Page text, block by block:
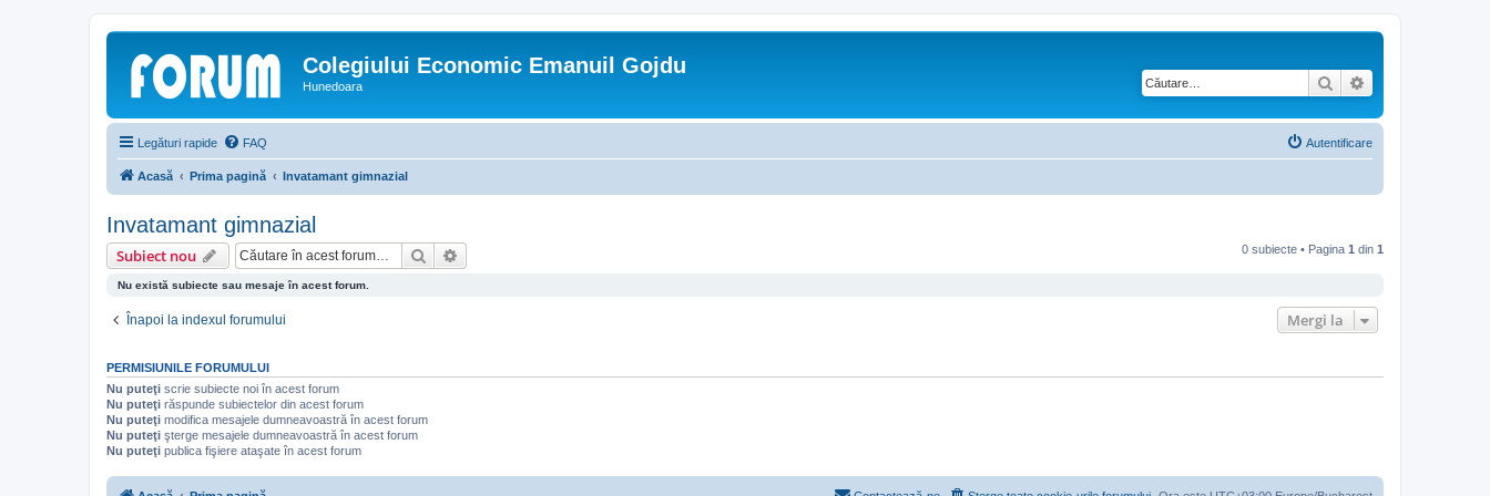
Colegiului Economic Emanuil Gojdu
Hunedoara Căutare
Legături rapide FAQ Autentificare
Acasă Prima pagină Invatamant gimnazial
Invatamant gimnazial
Subiect nou Căutare 0 subiecte • Pagina 1 din 1
Nu există subiecte sau mesaje în acest forum.
Înapoi la indexul forumului Mergi la
PERMISIUNILE FORUMULUI
Nu puteţi scrie subiecte noi în acest forum
Nu puteţi răspunde subiectelor din acest forum
Nu puteţi modifica mesajele dumneavoastră în acest forum
Nu puteţi şterge mesajele dumneavoastră în acest forum
Nu puteţi publica fişiere ataşate în acest forum